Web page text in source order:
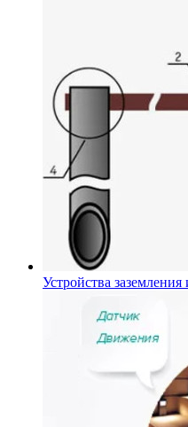
Устройства